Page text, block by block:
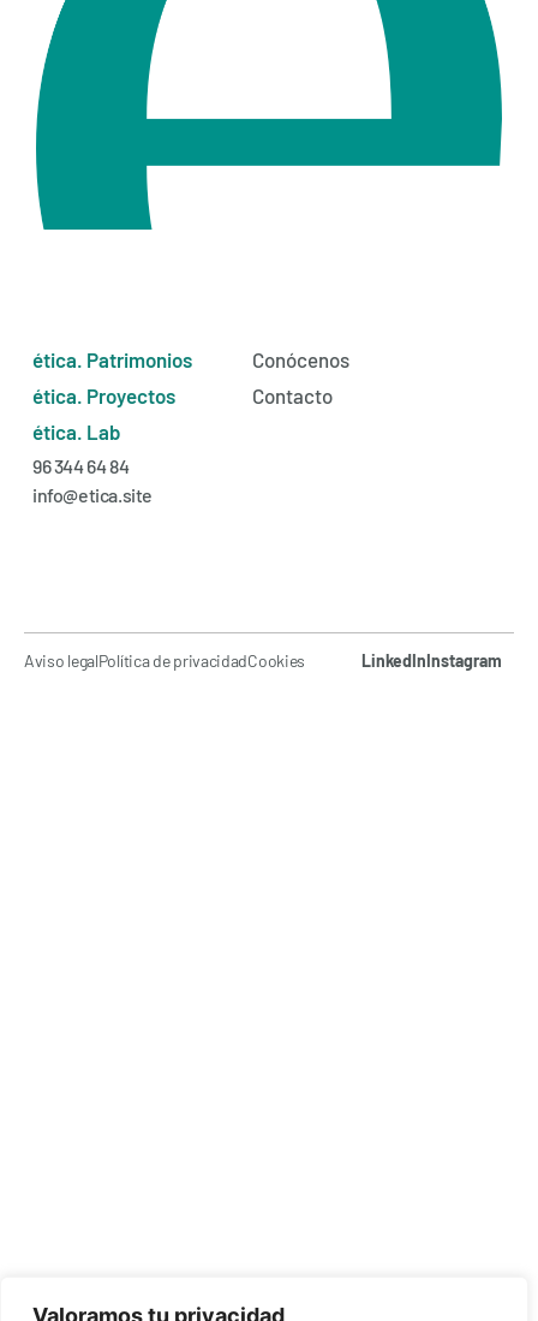
Valoramos tu privacidad
ética. Patrimonios
ética. Proyectos
ética. Lab
Conócenos
Contacto
96 344 64 84
info@etica.site
Aviso legalPolítica de privacidadCookies LinkedInInstagram